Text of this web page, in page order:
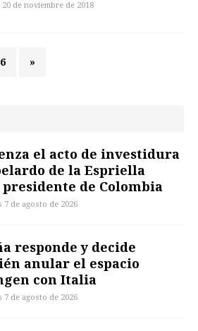
de noviembre de 2018
6 »
el acto de investidura
de la Espriella
presidente de Colombia
7 de agosto de 2026
responde y decide
anular el espacio
con Italia
7 de agosto de 2026